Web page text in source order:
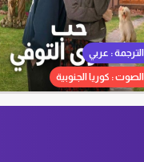
الترجمة : عربي
الصوت : كوريا الجنوبية